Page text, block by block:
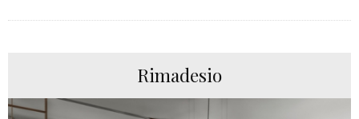
Rimadesio